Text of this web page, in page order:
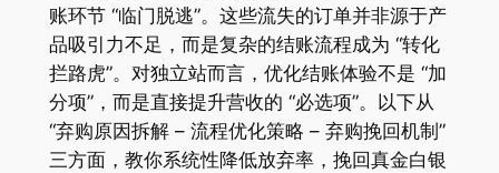
账环节 “临门脱逃”。这些流失的订单并非源于产
品吸引力不足，而是复杂的结账流程成为 “转化
拦路虎”。对独立站而言，优化结账体验不是 “加
分项”，而是直接提升营收的 “必选项”。以下从
“弃购原因拆解 – 流程优化策略 – 弃购挽回机制”
三方面，教你系统性降低放弃率，挽回真金白银